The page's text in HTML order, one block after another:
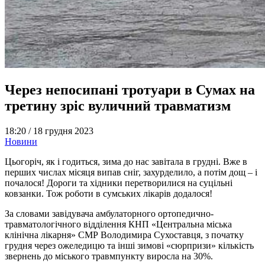
Через непосипані тротуари в Сумах на
третину зріс вуличний травматизм
18:20 / 18 грудня 2023
Новини
Цьогоріч, як і годиться, зима до нас завітала в грудні. Вже в
перших числах місяця випав сніг, захурделило, а потім дощ – і
почалося! Дороги та хідники перетворилися на суцільні
ковзанки. Тож роботи в сумських лікарів додалося!
За словами завідувача амбулаторного ортопедично-
травматологічного відділення КНП «Центральна міська
клінічна лікарня» СМР Володимира Сухоставця, з початку
грудня через ожеледицю та інші зимові «сюрпризи» кількість
звернень до міського травмпункту виросла на 30%.